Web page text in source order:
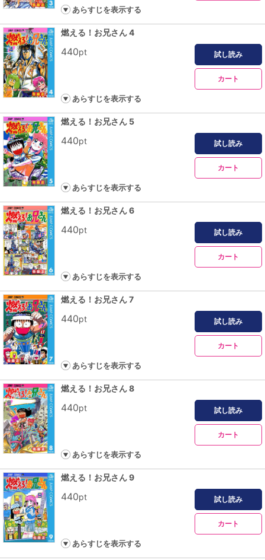
あらすじを表示する
燃える！お兄さん 4
440pt 試し読み
カート
あらすじを表示する
燃える！お兄さん 5
440pt 試し読み
カート
あらすじを表示する
燃える！お兄さん 6
440pt 試し読み
カート
あらすじを表示する
燃える！お兄さん 7
440pt 試し読み
カート
あらすじを表示する
燃える！お兄さん 8
440pt 試し読み
カート
あらすじを表示する
燃える！お兄さん 9
440pt 試し読み
カート
あらすじを表示する